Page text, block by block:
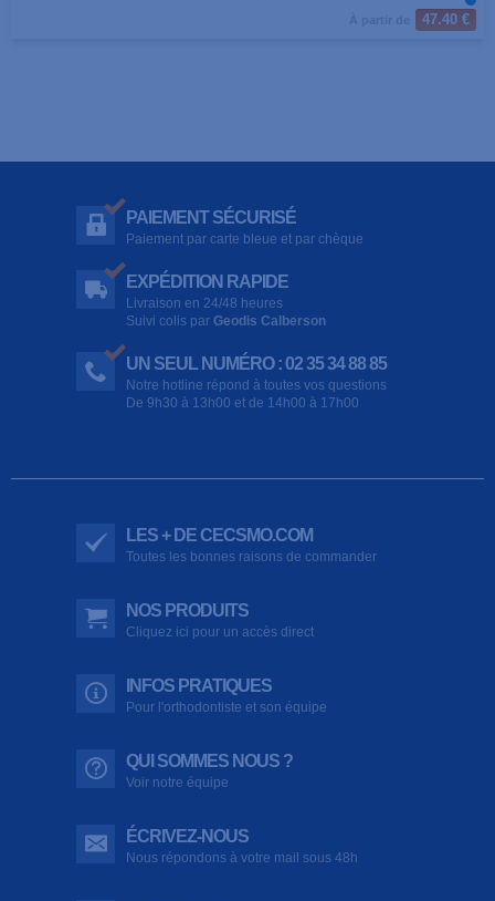
47.40 €
PAIEMENT SÉCURISÉ
Paiement par carte bleue et par chèque
EXPÉDITION RAPIDE
Livraison en 24/48 heures
Suivi colis par Geodis Calberson
UN SEUL NUMÉRO : 02 35 34 88 85
Notre hotline répond à toutes vos questions
De 9h30 à 13h00 et de 14h00 à 17h00
LES + DE CECSMO.COM
Toutes les bonnes raisons de commander
NOS PRODUITS
Cliquez ici pour un accès direct
INFOS PRATIQUES
Pour l'orthodontiste et son équipe
QUI SOMMES NOUS ?
Voir notre équipe
ÉCRIVEZ-NOUS
Nous répondons à votre mail sous 48h